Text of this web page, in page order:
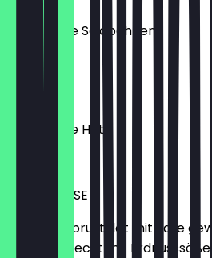
gedämpfte Sojabohnen
€6.50
gedämpfte Hot
SATE SPIESSE
Hähnchenbrustfilet mit Sate
abgeschmeckt mit